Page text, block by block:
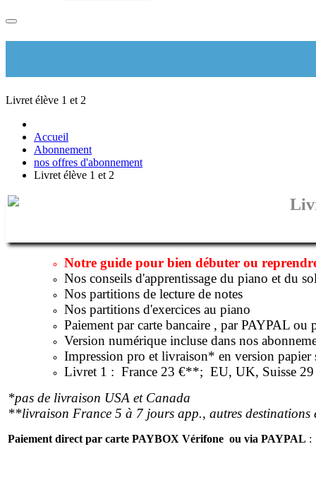
Livret élève 1 et 2
Accueil
Abonnement
nos offres d'abonnement
Livret élève 1 et 2
Notre guide pour bien débuter ou
Nos conseils d'apprentissage du piano et du
Nos partitions de lecture de notes
Nos partitions d'exercices au piano
Paiement par carte bancaire , par PAYPAL ou
Version numérique incluse dans nos
Impression pro et livraison* en version papier
Livret 1 : France 23 €**; EU, UK, Suisse 29
*pas de livraison USA et Canada
**livraison France 5 à 7 jours app., autres destinations
Paiement direct par carte PAYBOX Vérifone ou via PAYPAL :